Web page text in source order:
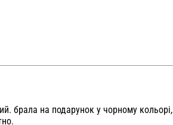
брала на подарунок у чорному кольорі,